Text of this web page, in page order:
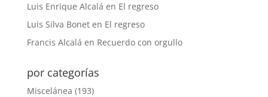
Luis Enrique Alcalá en El regreso
Luis Silva Boneten El regreso
Francis Alcalá en Recuerdo con orgullo
por categorías
Miscelánea (193)